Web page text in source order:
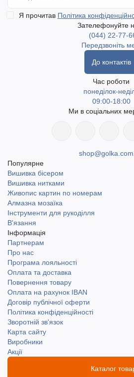
Я прочитав Політика
Зателефонуйте
(044) 22-77-
Передзвоніть
До контактів
Час роботи
понеділок-
09:00-18:00
Ми в соціальних
Популярне
Вишивка бісером
Вишивка нитками
Живопис картин по номерам
Алмазна мозаїка
Інструменти для рукоділля
В'язання
Інформація
Партнерам
Про нас
Програма лояльності
Оплата та доставка
Повернення товару
Оплата на рахунок IBAN
Договір публічної оферти
Політика конфіденційності
Зворотній зв'язок
Карта сайту
Виробники
Акції
Каталог